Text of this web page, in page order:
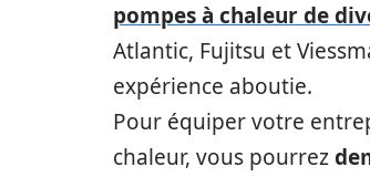
pompes à chaleur de
Atlantic, Fujitsu et
expérience aboutie.
Pour équiper votre
chaleur, vous pourrez